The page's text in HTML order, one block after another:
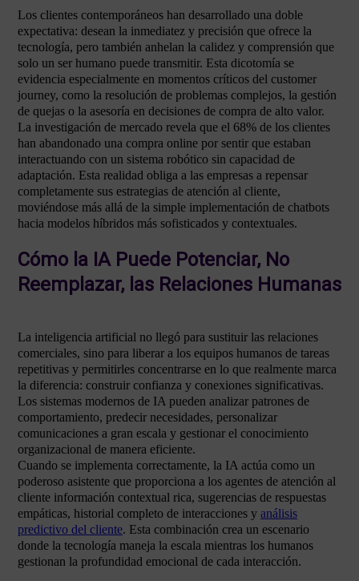
Los clientes contemporáneos han desarrollado una doble
expectativa: desean la inmediatez y precisión que ofrece la
tecnología, pero también anhelan la calidez y comprensión que
solo un ser humano puede transmitir. Esta dicotomía se
evidencia especialmente en momentos críticos del customer
journey, como la resolución de problemas complejos, la gestión
de quejas o la asesoría en decisiones de compra de alto valor.
La investigación de mercado revela que el 68% de los clientes
han abandonado una compra online por sentir que estaban
interactuando con un sistema robótico sin capacidad de
adaptación. Esta realidad obliga a las empresas a repensar
completamente sus estrategias de atención al cliente,
moviéndose más allá de la simple implementación de chatbots
hacia modelos híbridos más sofisticados y contextuales.
Cómo la IA Puede Potenciar, No
Reemplazar, las Relaciones Humanas
La inteligencia artificial no llegó para sustituir las relaciones
comerciales, sino para liberar a los equipos humanos de tareas
repetitivas y permitirles concentrarse en lo que realmente marca
la diferencia: construir confianza y conexiones significativas.
Los sistemas modernos de IA pueden analizar patrones de
comportamiento, predecir necesidades, personalizar
comunicaciones a gran escala y gestionar el conocimiento
organizacional de manera eficiente.
Cuando se implementa correctamente, la IA actúa como un
poderoso asistente que proporciona a los agentes de atención al
cliente información contextual rica, sugerencias de respuestas
empáticas, historial completo de interacciones y análisis
predictivo del cliente. Esta combinación crea un escenario
donde la tecnología maneja la escala mientras los humanos
gestionan la profundidad emocional de cada interacción.